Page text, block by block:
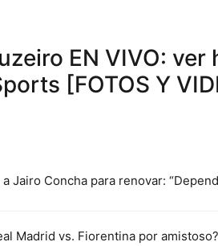
EN VIVO: ver
[FOTOS Y
Jairo Concha para renovar:
Madrid vs. Fiorentina por